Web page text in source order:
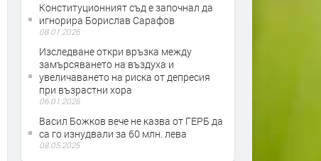
Конституционният съд е започнал да
игнорира Борислав Сарафов
08.01.2026
Изследване откри връзка между
замърсяването на въздуха и
увеличаването на риска от депресия
при възрастни хора
06.01.2026
Васил Божков вече не казва от ГЕРБ да
са го изнудвали за 60 млн. лева
08.05.2025